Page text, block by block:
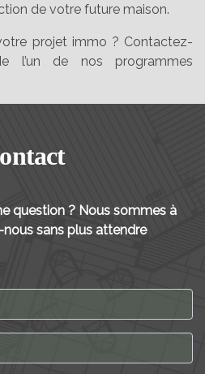
de votre future maison.
projet immo ? Contactez-
l’un de nos programmes
question ? Nous sommes à
sans plus attendre